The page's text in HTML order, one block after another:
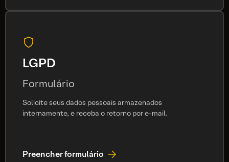
LGPD
Formulário
Solicite seus dados pessoais armazenados
internamente, e receba o retorno por e-mail.
Preencher formulário